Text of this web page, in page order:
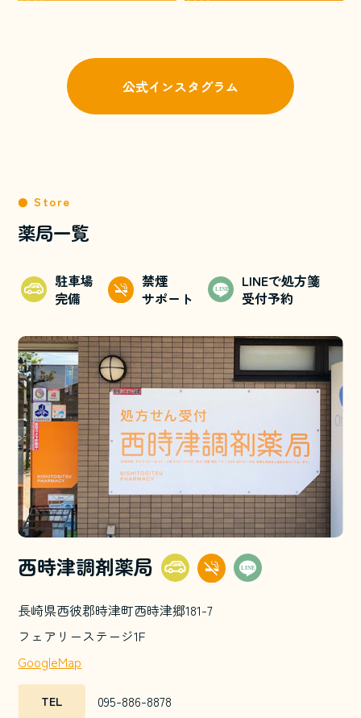
公式インスタグラム
Store
薬局一覧
駐車場
完備
禁煙
サポート
LINEで処方箋
受付予約
西時津調剤薬局
長崎県西彼郡時津町西時津郷181-7
フェアリーステージ1F
GoogleMap
TEL 095-886-8878